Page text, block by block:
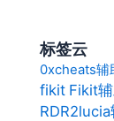
标签云
0xcheats辅
fikit Fikit
RDR2lucia